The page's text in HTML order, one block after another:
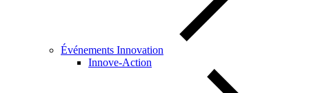
Événements Innovation
Innove-Action